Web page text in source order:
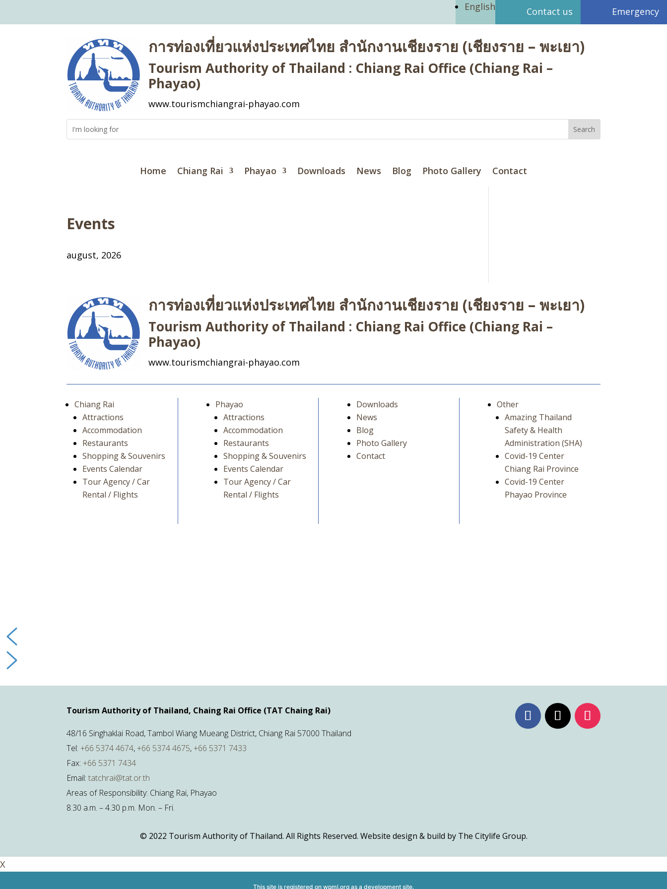
English Contact us Emergency
การท่องเที่ยวแห่งประเทศไทย สำนักงานเชียงราย (เชียงราย – พะเยา)
Tourism Authority of Thailand : Chiang Rai Office (Chiang Rai –
Phayao)
www.tourismchiangrai-phayao.com
Home Chiang Rai Phayao Downloads News Blog Photo Gallery Contact
Events
august, 2026
การท่องเที่ยวแห่งประเทศไทย สำนักงานเชียงราย (เชียงราย – พะเยา)
Tourism Authority of Thailand : Chiang Rai Office (Chiang Rai –
Phayao)
www.tourismchiangrai-phayao.com
Chiang Rai
Attractions
Accommodation
Restaurants
Shopping & Souvenirs
Events Calendar
Tour Agency / Car
Rental / Flights
Phayao
Attractions
Accommodation
Restaurants
Shopping & Souvenirs
Events Calendar
Tour Agency / Car
Rental / Flights
Downloads
News
Blog
Photo Gallery
Contact
Other
Amazing Thailand
Safety & Health
Administration (SHA)
Covid-19 Center
Chiang Rai Province
Covid-19 Center
Phayao Province
Tourism Authority of Thailand, Chaing Rai Office (TAT Chaing Rai)
48/16 Singhaklai Road, Tambol Wiang Mueang District, Chiang Rai 57000 Thailand
Tel:+66 5374 4674,+66 5374 4675,+66 5371 7433
Fax:+66 5371 7434
Email:tatchrai@tat.or.th
Areas of Responsibility: Chiang Rai, Phayao
8.30 a.m. – 4.30 p.m. Mon. – Fri.
© 2022 Tourism Authority of Thailand. All Rights Reserved. Website design & build by The Citylife Group.
X
This site is registered on wpml.org as a development site.